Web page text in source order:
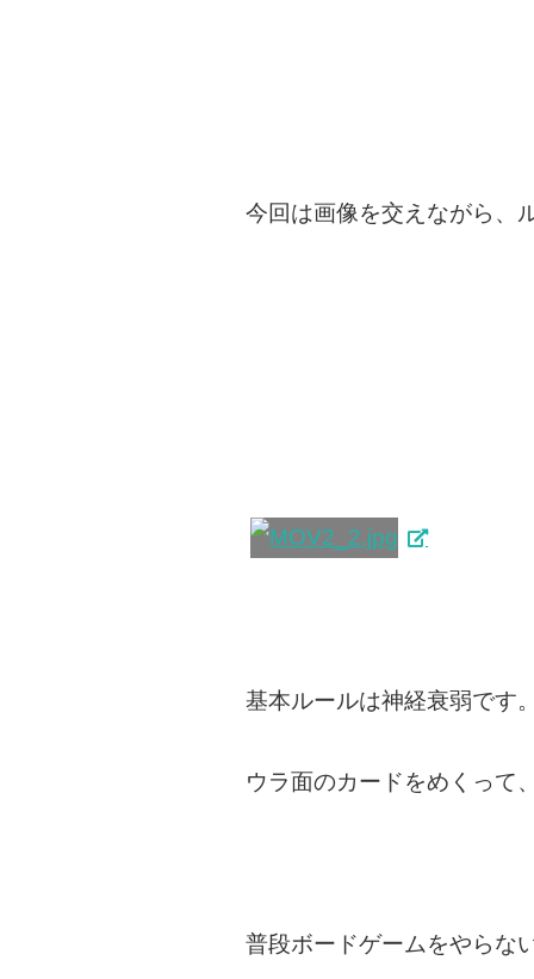
今回は画像を交えながら、
基本ルールは神経衰弱です。
ウラ面のカードをめくって
普段ボードゲームをやらな